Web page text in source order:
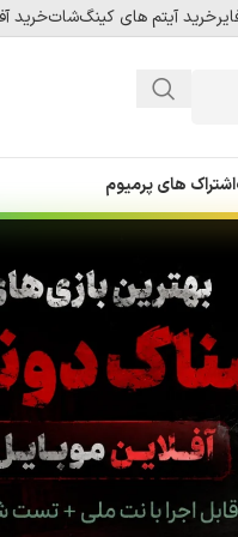
خرید آیتم های کینگ‌شاتخرید
اشتراک های پرمیوم